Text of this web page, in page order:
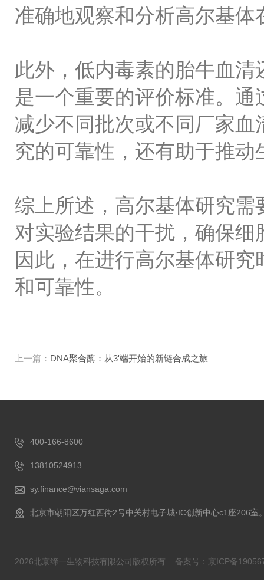
准确地观察和分析高尔基
此外，低内毒素的胎牛血
是一个重要的评价标准。
减少不同批次或不同厂家
究的可靠性，还有助于推
综上所述，高尔基体研究
对实验结果的干扰，确保
因此，在进行高尔基体研
和可靠性。
上一篇： DNA聚合酶：从3'端开始的新链合成之旅
400-166-8600
13810524913
sy.finance@viansaga.com
北京市朝阳区万红西街2号中关村电子城·IC创新中心c1座206室
2026北京缔一生物科技有限公司版权所有 备案号：京ICP备